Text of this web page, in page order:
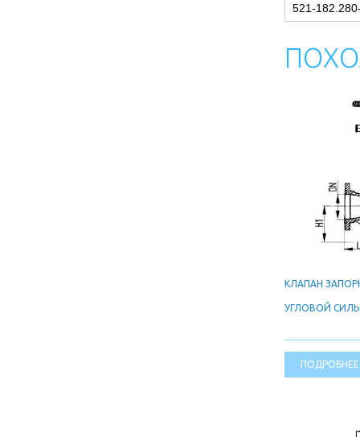
521-
КЛАПАН
УГЛОВОЙ
ПОДРОБНЕЕ